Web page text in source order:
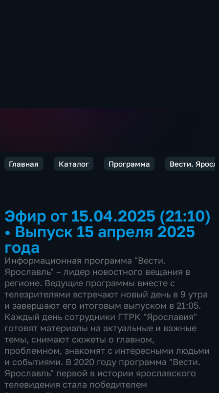
Главная Каталог Программа Вести.
Эфир от 15.04.2025 (21:10)
• Выпуск 15 апреля 2025
года
Информационная программа "Вести.
Ярославль" – лидер новостного вещания в
регионе. Ведущие программы вместе с
телезрителями встречают новый день в 9 утра
и завершают его итоговым выпуском в 21:05.
Каждый день сотрудники ГТРК "Ярославия"
готовят материалы на актуальные и важные
темы, снимают сюжеты о главном,
проблемном, знакомят с интересными людьми
и событиями. В 2020 году программа "Вести.
Ярославль" первой в истории ярославского
телевидения стала победителем